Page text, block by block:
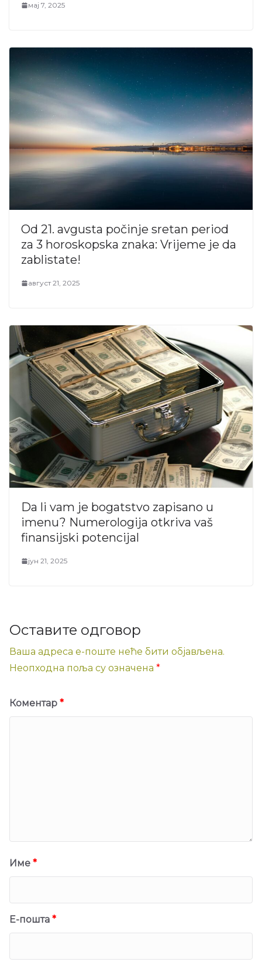
мај 7, 2025
Od 21. avgusta počinje sretan period
za 3 horoskopska znaka: Vrijeme je da
zablistate!
август 21, 2025
Da li vam je bogatstvo zapisano u
imenu? Numerologija otkriva vaš
finansijski potencijal
јун 21, 2025
Оставите одговор
Ваша адреса е-поште неће бити објављена.
Неопходна поља су означена *
Коментар *
Име *
Е-пошта *